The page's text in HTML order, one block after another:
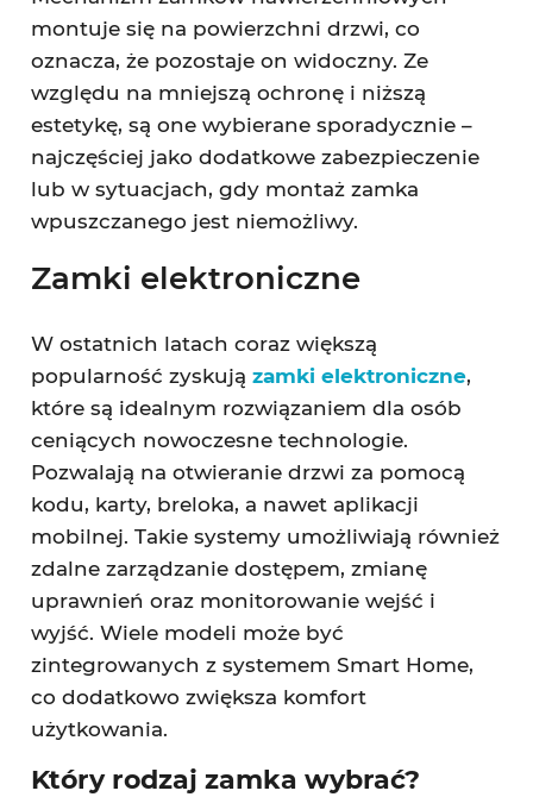
montuje się na powierzchni drzwi, co
oznacza, że pozostaje on widoczny. Ze
względu na mniejszą ochronę i niższą
estetykę, są one wybierane sporadycznie –
najczęściej jako dodatkowe zabezpieczenie
lub w sytuacjach, gdy montaż zamka
wpuszczanego jest niemożliwy.
Zamki elektroniczne
W ostatnich latach coraz większą
popularność zyskują zamki elektroniczne,
które są idealnym rozwiązaniem dla osób
ceniących nowoczesne technologie.
Pozwalają na otwieranie drzwi za pomocą
kodu, karty, breloka, a nawet aplikacji
mobilnej. Takie systemy umożliwiają również
zdalne zarządzanie dostępem, zmianę
uprawnień oraz monitorowanie wejść i
wyjść. Wiele modeli może być
zintegrowanych z systemem Smart Home,
co dodatkowo zwiększa komfort
użytkowania.
Który rodzaj zamka wybrać?